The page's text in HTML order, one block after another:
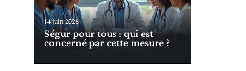
14 juin 2026
Ségur pour tous : qui est
concerné par cette mesure ?